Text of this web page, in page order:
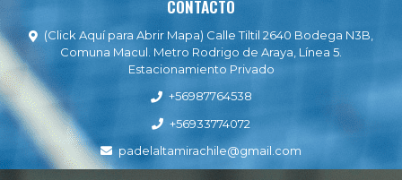
CONTACTO
(Click Aquí para Abrir Mapa) Calle Tiltil 2640 Bodega N3B,
Comuna Macul. Metro Rodrigo de Araya, Línea 5.
Estacionamiento Privado
+56987764538
+56933774072
padelaltamirachile@gmail.com